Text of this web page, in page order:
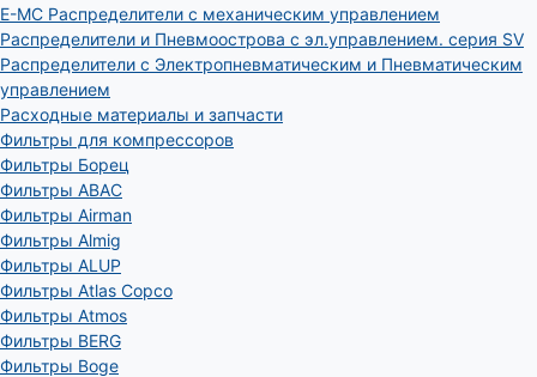
E-MC Распределители с механическим управлением
Распределители и Пневмоострова с эл.управлением. серия SV
Распределители с Электропневматическим и Пневматическим
управлением
Расходные материалы и запчасти
Фильтры для компрессоров
Фильтры Борец
Фильтры ABAC
Фильтры Airman
Фильтры Almig
Фильтры ALUP
Фильтры Atlas Copco
Фильтры Atmos
Фильтры BERG
Фильтры Boge